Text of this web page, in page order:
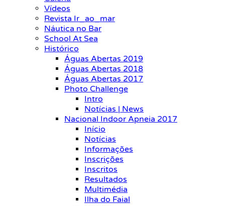
Vídeos
Revista Ir_ao_mar
Náutica no Bar
School At Sea
Histórico
Águas Abertas 2019
Águas Abertas 2018
Águas Abertas 2017
Photo Challenge
Intro
Notícias | News
Nacional Indoor Apneia 2017
Início
Notícias
Informações
Inscrições
Inscritos
Resultados
Multimédia
Ilha do Faial